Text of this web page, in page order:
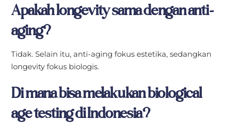
Apakah longevity sama dengan anti-
aging?
Tidak. Selain itu, anti-aging fokus estetika, sedangkan
longevity fokus biologis.
Di mana bisa melakukan biological
age testing di Indonesia?